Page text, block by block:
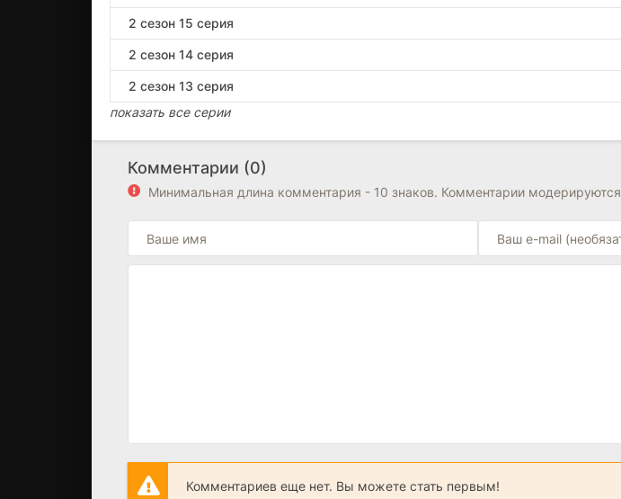
2 сезон 15 серия
2 сезон 14 серия
2 сезон 13 серия
показать все серии
Комментарии (0)
Минимальная длина комментария - 10 знаков. Комментарии модерируются
Комментариев еще нет. Вы можете стать первым!